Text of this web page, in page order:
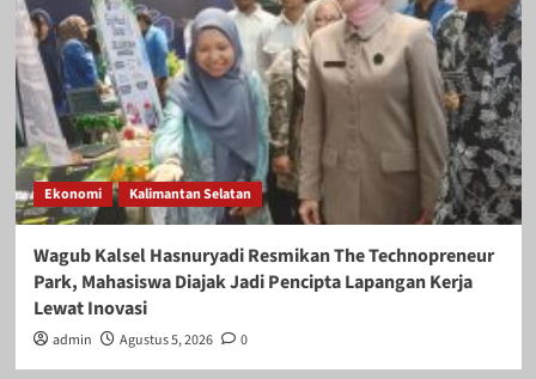
Ekonomi Kalimantan Selatan
Wagub Kalsel Hasnuryadi Resmikan The Technopreneur
Park, Mahasiswa Diajak Jadi Pencipta Lapangan Kerja
Lewat Inovasi
admin Agustus 5, 2026 0